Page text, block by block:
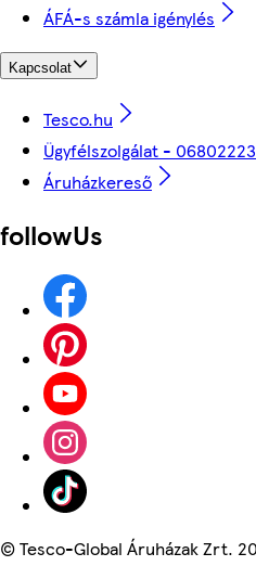
ÁFÁ-s számla igénylés
Kapcsolat
Tesco.hu
Ügyfélszolgálat -
Áruházkereső
followUs
©Tesco-Global Áruházak Zrt.